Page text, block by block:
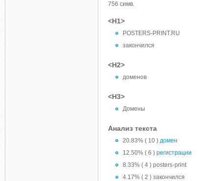
756 симв.
<H1>
POSTERS-PRINT.RU
закончился
<H2>
доменов
<H3>
Домены
Анализ текста
20.83% ( 10 ) домен
12.50% ( 6 ) регистрации
8.33% ( 4 ) posters-print
4.17% ( 2 ) закончился